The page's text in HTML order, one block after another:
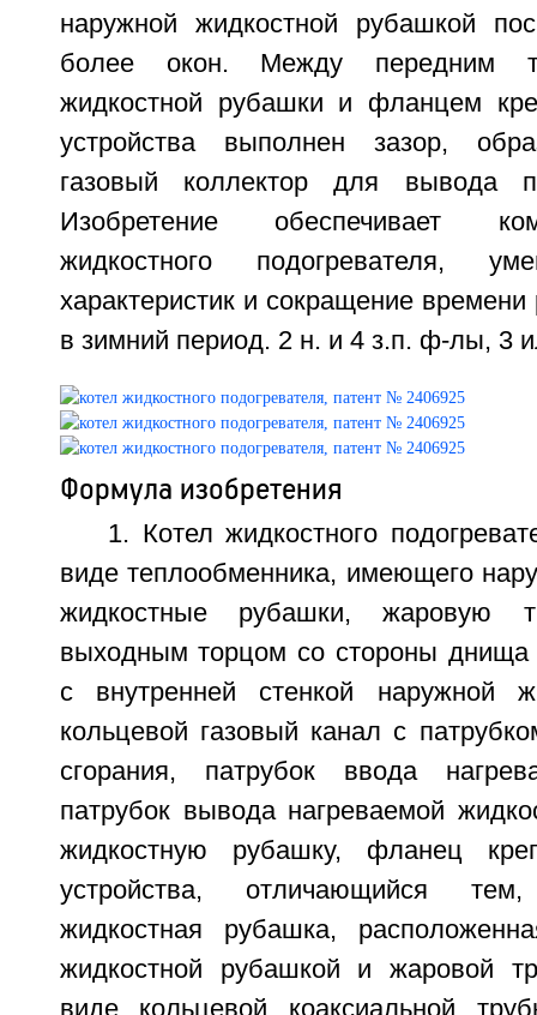
наружной жидкостной рубашкой
более окон. Между передним
жидкостной рубашки и фланцем
устройства выполнен зазор,
газовый коллектор для вывода
Изобретение обеспечивает
жидкостного подогревателя,
характеристик и сокращение времени
в зимний период. 2 н. и 4 з.п. ф-лы, 3
Формула изобретения
1. Котел жидкостного
виде теплообменника, имеющего
жидкостные рубашки, жаровую
выходным торцом со стороны днища
с внутренней стенкой наружной
кольцевой газовый канал с
сгорания, патрубок ввода
патрубок вывода нагреваемой
жидкостную рубашку, фланец
устройства, отличающийся
жидкостная рубашка,
жидкостной рубашкой и жаровой
виде кольцевой коаксиальной